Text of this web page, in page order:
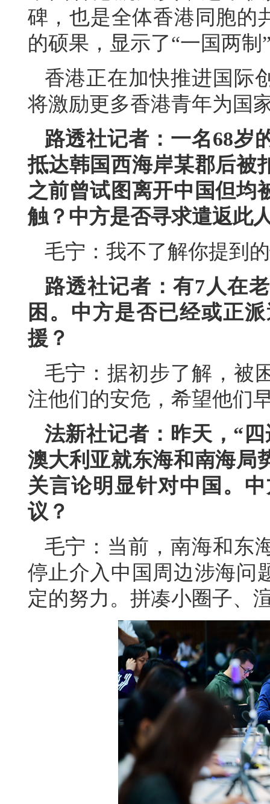
碑，也是全体香港同胞的
的硕果，显示了“一国两
香港正在加快推进国际
将激励更多香港青年为国
路透社记者：一名68岁
抵达韩国西海岸某郡后被
之前曾试图离开中国但均
触？中方是否寻求遣返此
毛宁：我不了解你提到
路透社记者：有7人在
困。中方是否已经或正
援？
毛宁：据初步了解，被
注他们的安危，希望他们
法新社记者：昨天，“
澳大利亚就东海和南海局
关言论明显针对中国。
议？
毛宁：当前，南海和东
停止介入中国周边涉海问
定的努力。拼凑小圈子、